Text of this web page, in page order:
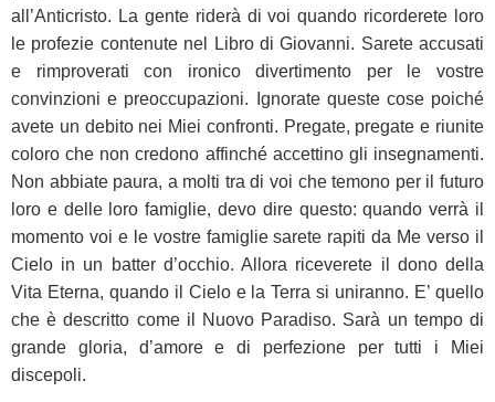
all’Anticristo. La gente riderà di voi quando ricorderete loro
le profezie contenute nel Libro di Giovanni. Sarete accusati
e rimproverati con ironico divertimento per le vostre
convinzioni e preoccupazioni. Ignorate queste cose poiché
avete un debito nei Miei confronti. Pregate, pregate e riunite
coloro che non credono affinché accettino gli insegnamenti.
Non abbiate paura, a molti tra di voi che temono per il futuro
loro e delle loro famiglie, devo dire questo: quando verrà il
momento voi e le vostre famiglie sarete rapiti da Me verso il
Cielo in un batter d’occhio. Allora riceverete il dono della
Vita Eterna, quando il Cielo e la Terra si uniranno. E’ quello
che è descritto come il Nuovo Paradiso. Sarà un tempo di
grande gloria, d’amore e di perfezione per tutti i Miei
discepoli.